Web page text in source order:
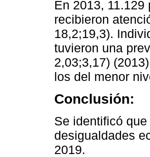
En 2013,
recibieron
18,2;19,3).
tuvieron una
2,03;3,17)
los del menor
Conclusión:
Se identificó
desigualdades
2019.